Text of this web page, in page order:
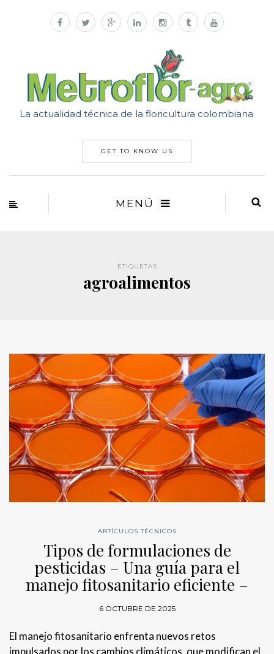
La actualidad técnica de la floricultura colombiana
GET TO KNOW US
MENÚ
ETIQUETAS
agroalimentos
ARTÍCULOS TÉCNICOS
Tipos de formulaciones de
pesticidas – Una guía para el
manejo fitosanitario eficiente –
6 OCTUBRE DE 2025
El manejo fitosanitario enfrenta nuevos retos
impulsados por los cambios climáticos, que modifican el